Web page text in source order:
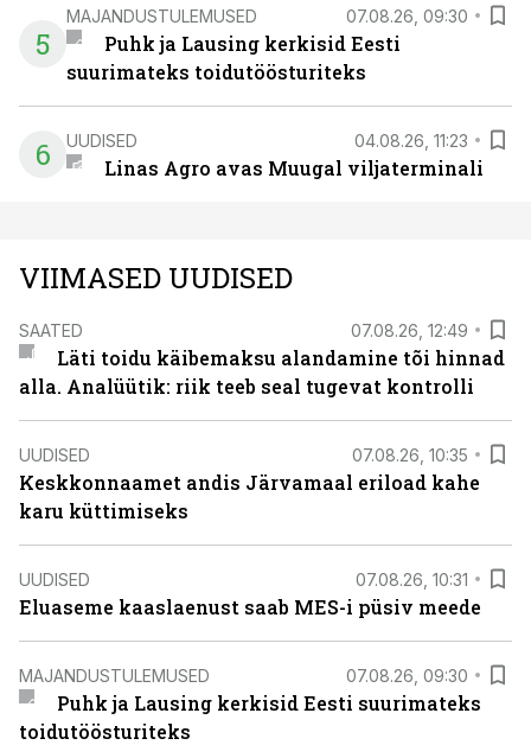
5
MAJANDUSTULEMUSED 07.08.26, 09:30
Puhk ja Lausing kerkisid Eesti
suurimateks toidutöösturiteks
6 UUDISED 04.08.26, 11:23
Linas Agro avas Muugal viljaterminali
VIIMASED UUDISED
SAATED 07.08.26, 12:49
Läti toidu käibemaksu alandamine tõi hinnad
alla. Analüütik: riik teeb seal tugevat kontrolli
UUDISED 07.08.26, 10:35
Keskkonnaamet andis Järvamaal eriload kahe
karu küttimiseks
UUDISED 07.08.26, 10:31
Eluaseme kaaslaenust saab MES-i püsiv meede
MAJANDUSTULEMUSED 07.08.26, 09:30
Puhk ja Lausing kerkisid Eesti suurimateks
toidutöösturiteks